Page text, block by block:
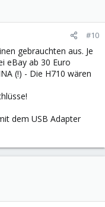
#10
gebrauchten aus. Je
eBay ab 30 Euro
(!) - Die H710 wären
dem USB Adapter